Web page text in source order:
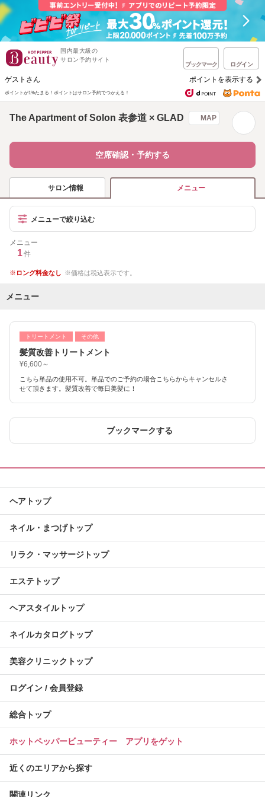
国内最大級の
サロン予約サイト
ブックマーク ログイン
ゲストさん ポイントを表示する
ポイントが1%たまる！ ポイントはサロン予約でつかえる！
The Apartment of Solon 表参道 × GLAD MAP
空席確認・予約する
サロン情報 メニュー
メニューで絞り込む
メニュー
1件
ロング料金なし 価格は税込表示です。
メニュー
トリートメント その他
髪質改善トリートメント
¥6,600～
こちら単品の使用不可。単品でのご予約の場合こちらからキャンセルさ
せて頂きます。髪質改善で毎日美髪に！
ブックマークする
ヘアトップ
ネイル・まつげトップ
リラク・マッサージトップ
エステトップ
ヘアスタイルトップ
ネイルカタログトップ
美容クリニックトップ
ログイン / 会員登録
総合トップ
ホットペッパービューティー アプリをゲット
近くのエリアから探す
関連リンク